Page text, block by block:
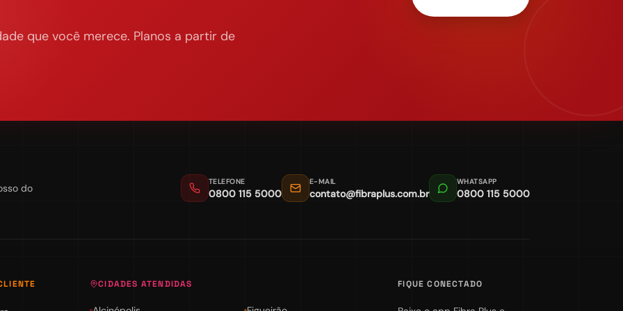
que você merece. Planos a partir de
do
TELEFONE
0800 115 5000
E-MAIL
contato@fibraplus.com.br
WHATSAPP
0800 115 5000
CIDADES ATENDIDAS FIQUE CONECTADO